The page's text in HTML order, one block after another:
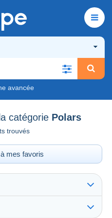
avancée
catégorie Polars
trouvés
mes favoris